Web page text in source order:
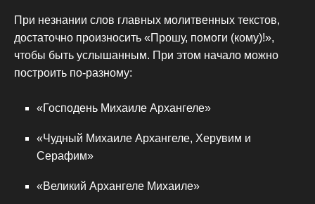
При незнании слов главных молитвенных текстов,
достаточно произносить «Прошу, помоги (кому)!»,
чтобы быть услышанным. При этом начало можно
построить по-разному:
«Господень Михаиле Архангеле»
«Чудный Михаиле Архангеле, Херувим и
Серафим»
«Великий Архангеле Михаиле»